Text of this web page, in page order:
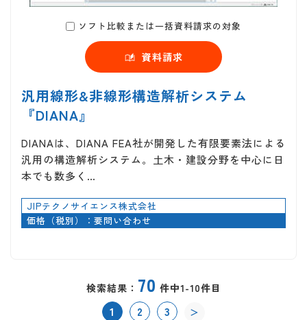
ソフト比較または一括資料請求の対象
資料請求
汎用線形&非線形構造解析システム
『DIANA』
DIANAは、DIANA FEA社が開発した有限要素法による
汎用の構造解析システム。土木・建設分野を中心に日
本でも数多く…
JIPテクノサイエンス株式会社
価格（税別）：要問い合わせ
検索結果： 70 件中1-10件目
1 2 3 ＞